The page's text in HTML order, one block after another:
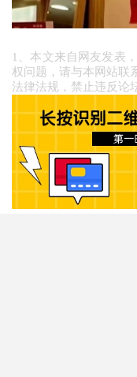
1、本文来自网友发表
权问题，请与本网站联
法律法规，禁止违反论